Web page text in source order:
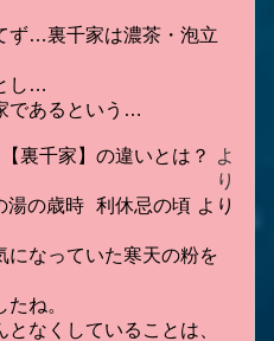
ず…裏千家は濃茶・泡立
し…
であるという…
【裏千家】の違いとは？
よ
り
湯の歳時 利休忌の頃 より
になっていた寒天の粉を
ね。
なくしていることは、